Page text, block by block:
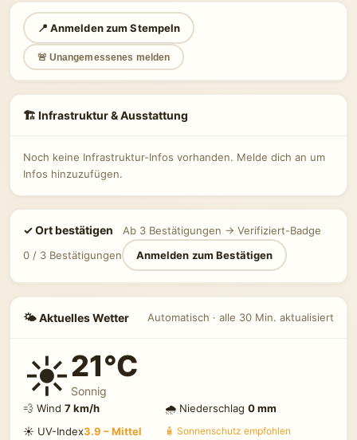
📍 Anmelden zum Stempeln
🚨 Unangemessenes melden
🏗 Infrastruktur & Ausstattung
Noch keine Infrastruktur-Infos vorhanden. Melde dich an um
Infos hinzuzufügen.
✓ Ort bestätigen
Ab 3 Bestätigungen → Verifiziert-Badge
0 / 3 Bestätigungen
Anmelden zum Bestätigen
🌤 Aktuelles Wetter Automatisch · alle 30 Min. aktualisiert
☀️21°C
Sonnig
💨 Wind 7 km/h 🌧 Niederschlag 0 mm
☀️ UV-Index3.9 – Mittel 🧴 Sonnenschutz empfohlen